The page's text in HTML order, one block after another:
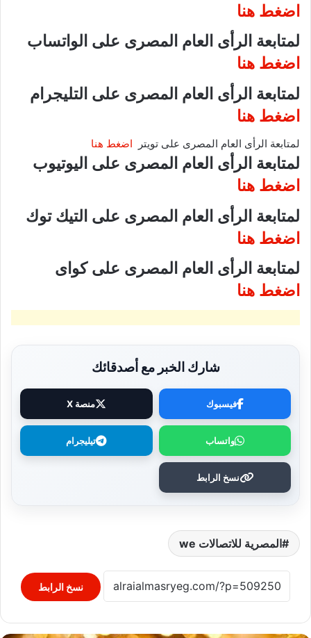
اضغط هنا
لمتابعة الرأى العام المصرى على الواتساب
اضغط هنا
لمتابعة الرأى العام المصرى على التليجرام
اضغط هنا
لمتابعة الرأى العام المصرى على تويتر اضغط هنا
لمتابعة الرأى العام المصرى على اليوتيوب
اضغط هنا
لمتابعة الرأى العام المصرى على التيك توك
اضغط هنا
لمتابعة الرأى العام المصرى على كواى
اضغط هنا
شارك الخبر مع أصدقائك
فيسبوك منصة X
واتساب تيليجرام
نسخ الرابط
المصرية للاتصالات we
نسخ الرابط